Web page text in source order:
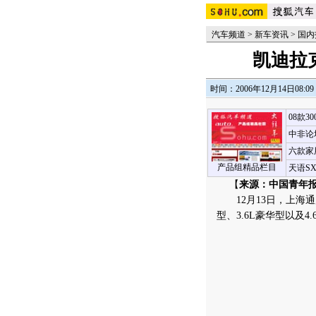
汽车频道 > 新车资讯 > 国
凯迪拉
时间：2006年12月14日08:09
产品组精品栏目
08款
中非论
六款家
天语
【来源：中国青年
12月13日，上海通
型、3.6L豪华型以及